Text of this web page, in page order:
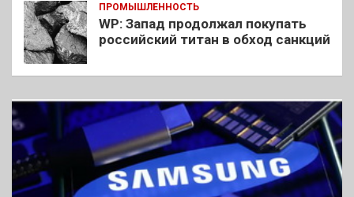
ПРОМЫШЛЕННОСТЬ
WP: Запад продолжал покупать
российский титан в обход санкций